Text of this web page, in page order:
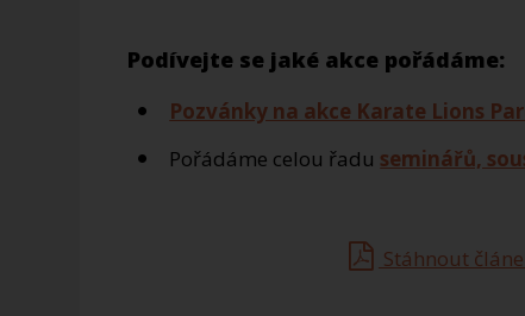
Podívejte se jaké akce pořádáme:
Pozvánky na akce Karate Lions
Pořádáme celou řadu seminářů,
Stáhnout